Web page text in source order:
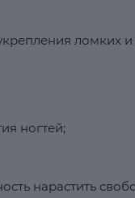
ломких и
ногтей;
нарастить